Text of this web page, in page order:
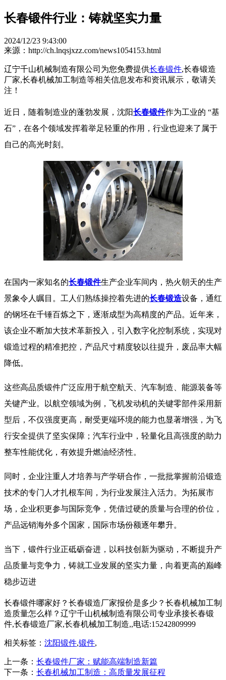
长春锻件行业：铸就坚实力量
2024/12/23 9:43:00
来源：http://ch.lnqsjxzz.com/news1054153.html
辽宁千山机械制造有限公司为您免费提供长春锻件,长春锻造
厂家,长春机械加工制造等相关信息发布和资讯展示，敬请关
注！
近日，随着制造业的蓬勃发展，沈阳长春锻件作为工业的 “基
石”，在各个领域发挥着举足轻重的作用，行业也迎来了属于
自己的高光时刻。
在国内一家知名的长春锻件生产企业车间内，热火朝天的生产
景象令人瞩目。工人们熟练操控着先进的长春锻造设备，通红
的钢坯在千锤百炼之下，逐渐成型为高精度的产品。近年来，
该企业不断加大技术革新投入，引入数字化控制系统，实现对
锻造过程的精准把控，产品尺寸精度较以往提升，废品率大幅
降低。
这些高品质锻件广泛应用于航空航天、汽车制造、能源装备等
关键产业。以航空领域为例，飞机发动机的关键零部件采用新
型后，不仅强度更高，耐受更端环境的能力也显著增强，为飞
行安全提供了坚实保障；汽车行业中，轻量化且高强度的助力
整车性能优化，有效提升燃油经济性。
同时，企业注重人才培养与产学研合作，一批批掌握前沿锻造
技术的专门人才扎根车间，为行业发展注入活力。为拓展市
场，企业积更参与国际竞争，凭借过硬的质量与合理的价位，
产品远销海外多个国家，国际市场份额逐年攀升。
当下，锻件行业正砥砺奋进，以科技创新为驱动，不断提升产
品质量与竞争力，铸就工业发展的坚实力量，向着更高的巅峰
稳步迈进
长春锻件哪家好？长春锻造厂家报价是多少？长春机械加工制
造质量怎么样？辽宁千山机械制造有限公司专业承接长春锻
件,长春锻造厂家,长春机械加工制造,,电话:15242809999
相关标签： 沈阳锻件,锻件,
上一条： 长春锻件厂家：赋能高端制造新篇
下一条： 长春机械加工制造：高质量发展征程